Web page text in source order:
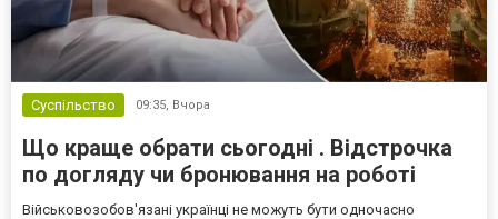
Суспільство 09:35, Вчора
Що краще обрати сьогодні . Відстрочка
по догляду чи бронювання на роботі
Військовозобов'язані українці не можуть бути одночасно